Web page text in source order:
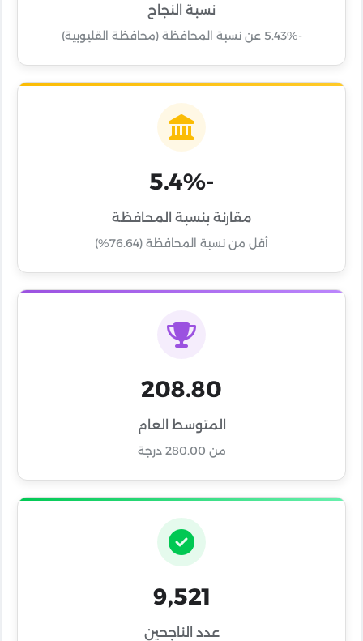
نسبة النجاح
-5.43% عن نسبة المحافظة (محافظة القليوبية)
-5.4%
مقارنة بنسبة المحافظة
أقل من نسبة المحافظة (76.64%)
208.80
المتوسط العام
من 280.00 درجة
9,521
عدد الناجحين